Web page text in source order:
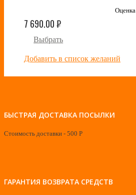
Оценка
7 690.00₽
Выбрать
Добавить в список желаний
БЫСТРАЯ ДОСТАВКА ПОСЫЛКИ
Стоимость доставки - 500 Р
ГАРАНТИЯ ВОЗВРАТА СРЕДСТВ